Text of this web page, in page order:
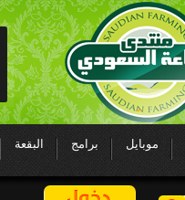
موبايل برامج البقعة